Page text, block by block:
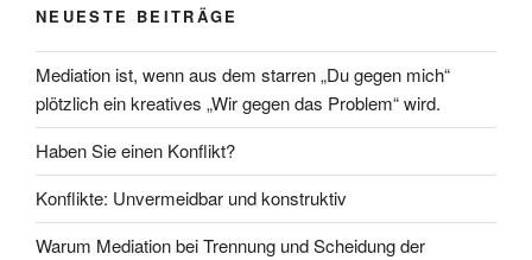
NEUESTE BEITRÄGE
Mediation ist, wenn aus dem starren „Du gegen mich“
plötzlich ein kreatives „Wir gegen das Problem“ wird.
Haben Sie einen Konflikt?
Konflikte: Unvermeidbar und konstruktiv
Warum Mediation bei Trennung und Scheidung der